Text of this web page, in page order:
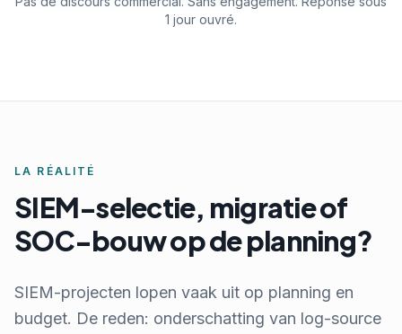
1 jour ouvré.
LA RÉALITÉ
SIEM-selectie, migratie of
SOC-bouw op de planning?
SIEM-projecten lopen vaak uit op planning en
budget. De reden: onderschatting van log-source